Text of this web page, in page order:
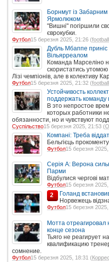
Борнмут із
Ярмолюком
"Вишні" погіршили
єврокубки.
Футбол15 березня 2025, 21:26 (
Дубль Мбаппе
Вільярреалом
Команда Марселіно
скористатись утомою
Лізі чемпіонів, але в колективу
Футбол15 березня 2025, 21:32 (
Устойчивость
поддержать команду
В это непростое
которых работники
обязанности, но и чувствуют
Суспільство15 березня 2025, 21:53 (
Компані: Треба
Бельгієць
Футбол15 березня
Серія А: Верона
Парми
Відбулися чергові
Футбол15 березня
2
Голанд
Норвежець
Футбол15 березня
Мотта отреагировал
конце сезона
Тьяго не реагирует
квалификацию
сомнение.
Футбол15 березня 2025, 18:31 (